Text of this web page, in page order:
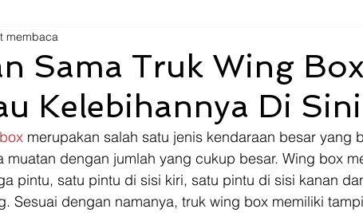
Media
Blog Vendor Shipper Media COVID-19
Sama Truk Wing
Kelebihannya Di Sini
membaca
merupakan salah satu jenis kendaraan besar yang
muatan dengan jumlah yang cukup besar. Wing box
pintu, satu pintu di sisi kiri, satu pintu di sisi kanan
Sesuai dengan namanya, truk wing box memiliki